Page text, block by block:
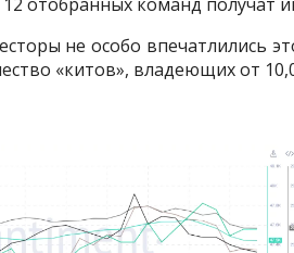
не особо впечатлились
«китов», владеющих от